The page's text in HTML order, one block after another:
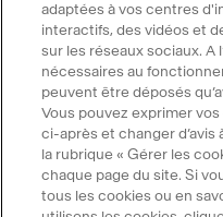
Service client
FAQ Billetterie
CGV
Règlement de
Suivre le Grand
Accéder
Accéder
au
Accéder
au
Accéder
au
Accéder
au
adaptées à vos centres
interactifs, des vidéos et
sur les réseaux sociaux. A
nécessaires au
peuvent être déposés
Vous pouvez exprimer
ci-après et changer
la rubrique « Gérer les
chaque page du site. Si
tous les cookies ou en